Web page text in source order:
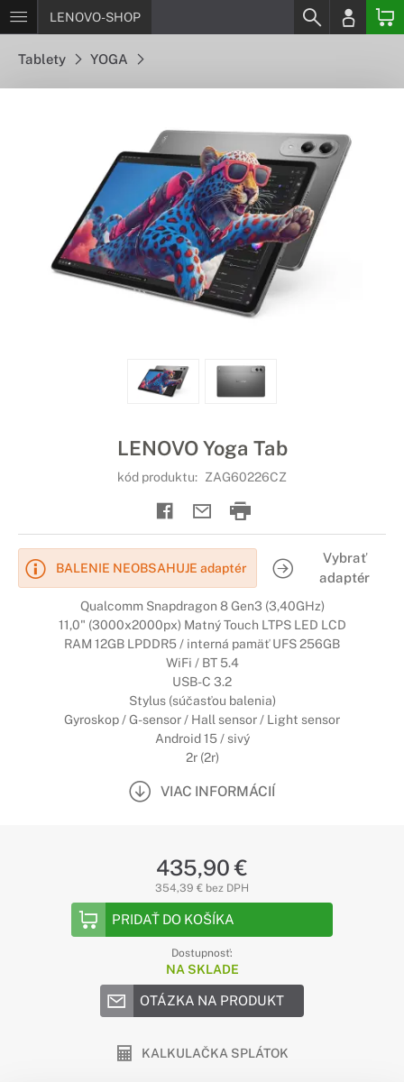
LENOVO-SHOP
Tablety YOGA
LENOVO Yoga Tab
kód produktu: ZAG60226CZ
BALENIE NEOBSAHUJE adaptér
Vybrať
adaptér
Qualcomm Snapdragon 8 Gen3 (3,40GHz)
11,0" (3000x2000px) Matný Touch LTPS LED LCD
RAM 12GB LPDDR5 / interná pamäť UFS 256GB
WiFi / BT 5.4
USB-C 3.2
Stylus (súčasťou balenia)
Gyroskop / G-sensor / Hall sensor / Light sensor
Android 15 / sivý
2r (2r)
VIAC INFORMÁCIÍ
435,90 €
354,39 € bez DPH
PRIDAŤ DO KOŠÍKA
Dostupnosť:
NA SKLADE
OTÁZKA NA PRODUKT
KALKULAČKA SPLÁTOK